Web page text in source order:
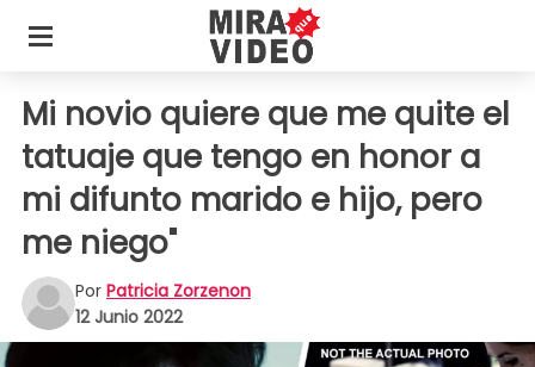
Mi novio quiere que me quite el
tatuaje que tengo en honor a
mi difunto marido e hijo, pero
me niego"
Por Patricia Zorzenon
12 Junio 2022